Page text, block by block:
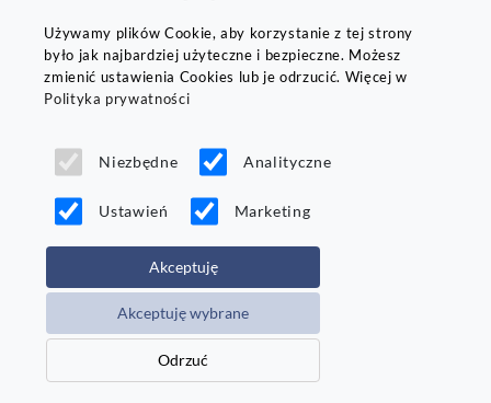
Bridgestone
T005
215/60 R16
Porównaj
Dostawa
Używamy plików Cookie, aby korzystanie z tej strony
było jak najbardziej użyteczne i bezpieczne. Możesz
zmienić ustawienia Cookies lub je odrzucić. Więcej w
Polityka prywatności
Niezbędne Analityczne
Ustawień Marketing
Akceptuję
Akceptuję wybrane
Odrzuć